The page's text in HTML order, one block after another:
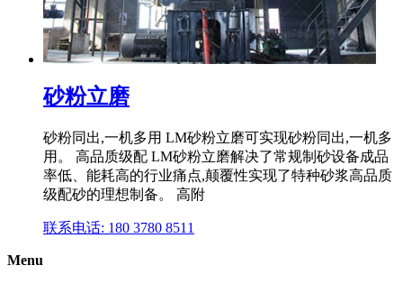
砂粉立磨
砂粉同出,一机多用 LM砂粉立磨可实现砂粉同出,一机多
用。 高品质级配 LM砂粉立磨解决了常规制砂设备成品
率低、能耗高的行业痛点,颠覆性实现了特种砂浆高品质
级配砂的理想制备。 高附
联系电话: 180 3780 8511
Menu